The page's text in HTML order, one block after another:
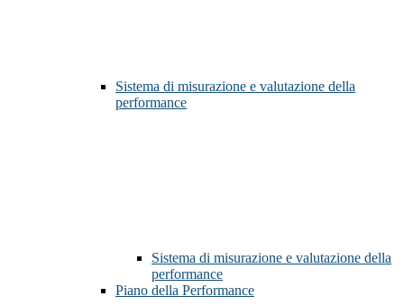
Sistema di misurazione e valutazione della
performance
Sistema di misurazione e valutazione della
performance
Piano della Performance